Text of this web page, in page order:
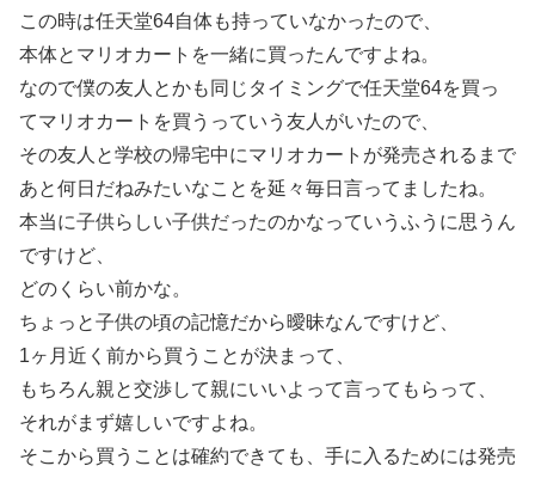
この時は任天堂64自体も持っていなかったので、
本体とマリオカートを一緒に買ったんですよね。
なので僕の友人とかも同じタイミングで任天堂64を買っ
てマリオカートを買うっていう友人がいたので、
その友人と学校の帰宅中にマリオカートが発売されるまで
あと何日だねみたいなことを延々毎日言ってましたね。
本当に子供らしい子供だったのかなっていうふうに思うん
ですけど、
どのくらい前かな。
ちょっと子供の頃の記憶だから曖昧なんですけど、
1ヶ月近く前から買うことが決まって、
もちろん親と交渉して親にいいよって言ってもらって、
それがまず嬉しいですよね。
そこから買うことは確約できても、手に入るためには発売